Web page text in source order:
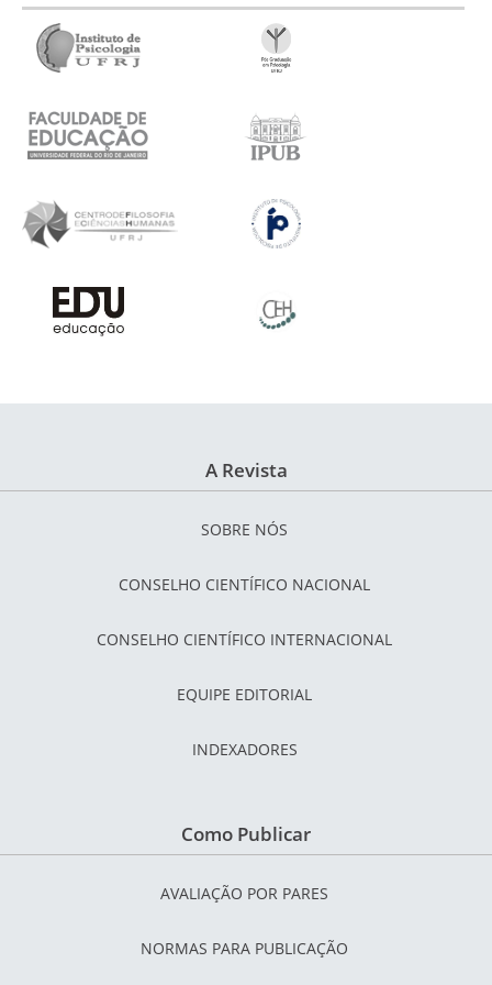
A Revista
SOBRE NÓS
CONSELHO CIENTÍFICO NACIONAL
CONSELHO CIENTÍFICO INTERNACIONAL
EQUIPE EDITORIAL
INDEXADORES
Como Publicar
AVALIAÇÃO POR PARES
NORMAS PARA PUBLICAÇÃO